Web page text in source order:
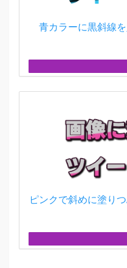
青カラーに黒斜線
ピンクで斜めに塗り